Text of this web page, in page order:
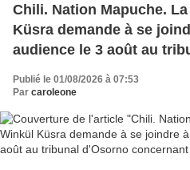
Chili. Nation Mapuche.
Küsra demande à se
audience le 3 août au
Publié le 01/08/2026 à 07:53
Par caroleone